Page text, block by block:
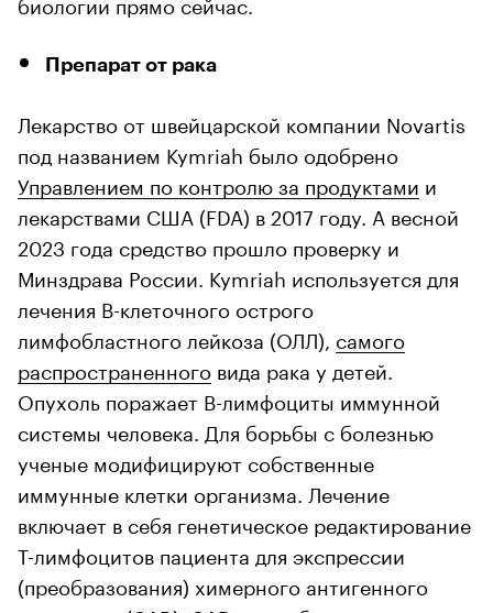
Препарат от рака
Лекарство от швейцарской компании Novartis
под названием Kymriah было одобрено
Управлением по контролю за продуктами и
лекарствами США (FDA) в 2017 году. А весной
2023 года средство прошло проверку и
Минздрава России. Kymriah используется для
лечения В-клеточного острого
лимфобластного лейкоза (ОЛЛ), самого
распространенного вида рака у детей.
Опухоль поражает В-лимфоциты иммунной
системы человека. Для борьбы с болезнью
ученые модифицируют собственные
иммунные клетки организма. Лечение
включает в себя генетическое редактирование
Т-лимфоцитов пациента для экспрессии
(преобразования) химерного антигенного